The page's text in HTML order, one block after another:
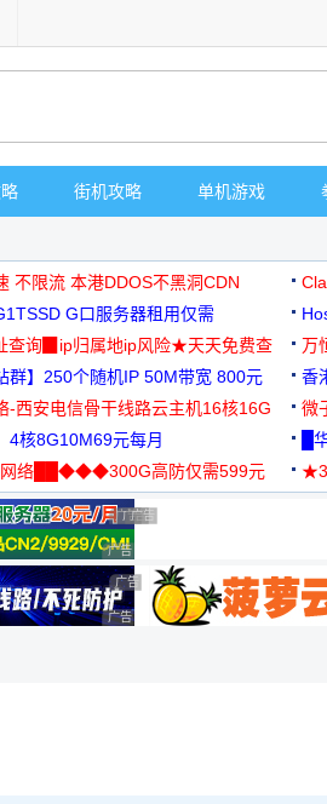
街机攻略 单机游戏
不限流 本港DDOS不黑洞CDN
G口服务器租用仅需
免费测试
查询▉ip归属地ip风险★天天免费查
万
99
群】250个随机IP 50M带宽 800元 香
-西安电信骨干线路云主机16核16G
微
4核8G10M69元每月 █
网络██◆◆◆300G高防仅需599元
广告 商业广告，理性选择
广告 商业广告，理性选择
广告 商业广告，理性选择
广告 商业广告，理性选择
广告 商业广告，理性选择
广告 商业广告，理性选择